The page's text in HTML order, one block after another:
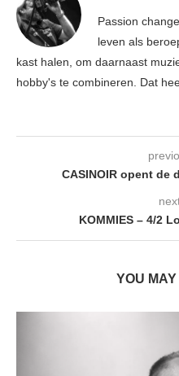
Passion
leven als
kast halen, om daarnaast
hobby's te combineren. Dat
CASINOIR opent de
KOMMIES – 4/2
YOU